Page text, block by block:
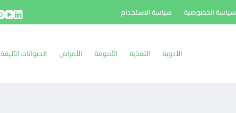
سياسة الخصوصية سياسة الاستخدام
الأدوية التغذية الأمومة الأمراض الحيوانات الأليفة